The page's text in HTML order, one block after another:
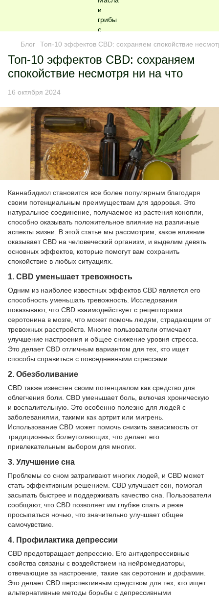
Блог Топ-10 эффектов CBD: сохраняем спокойствие
Топ-10 эффектов CBD: сохраняем
спокойствие несмотря ни на что
16 октября 2024
Каннабидиол становится все более популярным благодаря
своим потенциальным преимуществам для здоровья. Это
натуральное соединение, получаемое из растения конопли,
способно оказывать положительное влияние на различные
аспекты жизни. В этой статье мы рассмотрим, какое влияние
оказывает CBD на человеческий организм, и выделим девять
основных эффектов, которые помогут вам сохранить
спокойствие в любых ситуациях.
1. CBD уменьшает тревожность
Одним из наиболее известных эффектов CBD является его
способность уменьшать тревожность. Исследования
показывают, что CBD взаимодействует с рецепторами
серотонина в мозге, что может помочь людям, страдающим от
тревожных расстройств. Многие пользователи отмечают
улучшение настроения и общее снижение уровня стресса.
Это делает CBD отличным вариантом для тех, кто ищет
способы справиться с повседневными стрессами.
2. Обезболивание
CBD также известен своим потенциалом как средство для
облегчения боли. CBD уменьшает боль, включая хроническую
и воспалительную. Это особенно полезно для людей с
заболеваниями, такими как артрит или мигрень.
Использование CBD может помочь снизить зависимость от
традиционных болеутоляющих, что делает его
привлекательным выбором для многих.
3. Улучшение сна
Проблемы со сном затрагивают многих людей, и CBD может
стать эффективным решением. CBD улучшает сон, помогая
засыпать быстрее и поддерживать качество сна. Пользователи
сообщают, что CBD позволяет им глубже спать и реже
просыпаться ночью, что значительно улучшает общее
самочувствие.
4. Профилактика депрессии
CBD предотвращает депрессию. Его антидепрессивные
свойства связаны с воздействием на нейромедиаторы,
отвечающие за настроение, такие как серотонин и дофамин.
Это делает CBD перспективным средством для тех, кто ищет
альтернативные методы борьбы с депрессивными